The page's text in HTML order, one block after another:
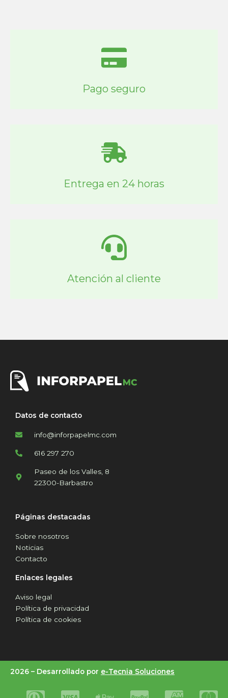
Pago seguro
Entrega en 24 horas
Atención al cliente
Datos de contacto
info@inforpapelmc.com
616 297 270
Paseo de los Valles, 8
22300-Barbastro
Páginas destacadas
Sobre nosotros
Noticias
Contacto
Enlaces legales
Aviso legal
Política de privacidad
Política de cookies
2026 – Desarrollado por e-Tecnia Soluciones